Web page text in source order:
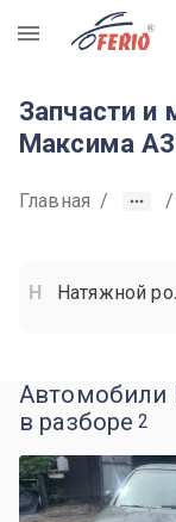
R
Запчасти
Максима
Главная / /
Натяжной
Автомобили
в разборе 2